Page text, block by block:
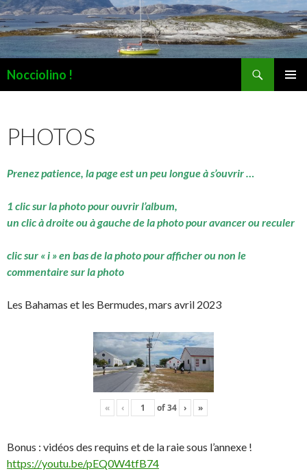
Nocciolino !
PHOTOS
Prenez patience, la page est un peu longue à s’ouvrir …
1 clic sur la photo pour ouvrir l’album,
un clic à droite ou à gauche de la photo pour avancer ou reculer
clic sur « i » en bas de la photo pour afficher ou non le
commentaire sur la photo
Les Bahamas et les Bermudes, mars avril 2023
« ‹ of34 › »
Bonus : vidéos des requins et de la raie sous l’annexe !
https://youtu.be/pEQ0W4tfB74